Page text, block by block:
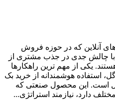
آنلاین که در حوزه فروش
با چالش جدی در جذب مشتری از
یکی از مهم ترین راهکارها
استفاده هوشمندانه از خرید بک
است. این محصول صنعتی که
دارد، نیازمند استراتژی...